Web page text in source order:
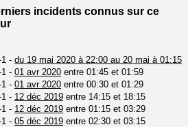
incidents connus sur ce
- du 19 mai 2020 à 22:00 au 20 mai à 01:15
- 01 avr 2020 entre 01:45 et 01:59
- 01 avr 2020 entre 00:30 et 01:29
- 12 déc 2019 entre 14:15 et 18:15
- 12 déc 2019 entre 01:15 et 03:29
- 05 déc 2019 entre 02:30 et 03:15